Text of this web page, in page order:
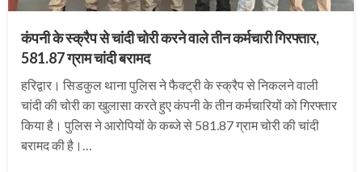
कंपनी के स्क्रैप से चांदी चोरी करने वाले तीन कर्मचारी गिरफ्तार,
581.87 ग्राम चांदी बरामद
हरिद्वार। सिडकुल थाना पुलिस ने फैक्ट्री के स्क्रैप से निकलने वाली
चांदी की चोरी का खुलासा करते हुए कंपनी के तीन कर्मचारियों को गिरफ्तार
किया है। पुलिस ने आरोपियों के कब्जे से 581.87 ग्राम चोरी की चांदी
बरामद की है।…